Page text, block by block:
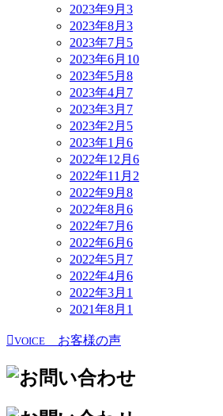
2023年9月 3
2023年8月 3
2023年7月 5
2023年6月 10
2023年5月 8
2023年4月 7
2023年3月 7
2023年2月 5
2023年1月 6
2022年12月 6
2022年11月 2
2022年9月 8
2022年8月 6
2022年7月 6
2022年6月 6
2022年5月 7
2022年4月 6
2022年3月 1
2021年8月 1
VOICE お客様の声